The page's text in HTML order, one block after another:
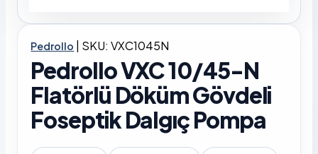
Pedrollo | SKU: VXC1045N
Pedrollo VXC 10/45-N
Flatörlü Döküm Gövdeli
Foseptik Dalgıç Pompa